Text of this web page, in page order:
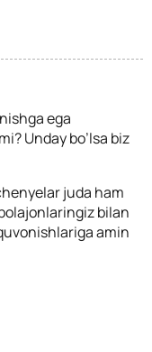
ega
Unday bo’lsa biz
juda ham
bilan
amin